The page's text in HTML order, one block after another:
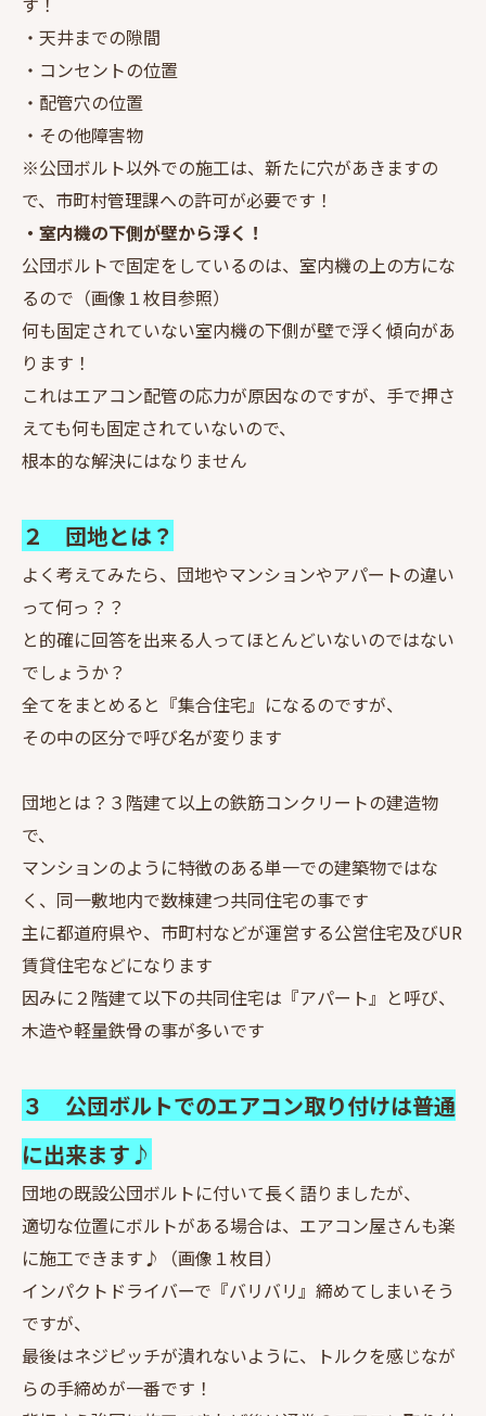
・天井までの隙間
・コンセントの位置
・配管穴の位置
・その他障害物
※公団ボルト以外での施工は、新たに穴があきますの
で、市町村管理課への許可が必要です！
・室内機の下側が壁から浮く！
公団ボルトで固定をしているのは、室内機の上の方にな
るので（画像１枚目参照）
何も固定されていない室内機の下側が壁で浮く傾向があ
ります！
これはエアコン配管の応力が原因なのですが、手で押さ
えても何も固定されていないので、
根本的な解決にはなりません
２ 団地とは？
よく考えてみたら、団地やマンションやアパートの違い
って何っ？？
と的確に回答を出来る人ってほとんどいないのではない
でしょうか？
全てをまとめると『集合住宅』になるのですが、
その中の区分で呼び名が変ります
団地とは？３階建て以上の鉄筋コンクリートの建造物
で、
マンションのように特徴のある単一での建築物ではな
く、同一敷地内で数棟建つ共同住宅の事です
主に都道府県や、市町村などが運営する公営住宅及びUR
賃貸住宅などになります
因みに２階建て以下の共同住宅は『アパート』と呼び、
木造や軽量鉄骨の事が多いです
３ 公団ボルトでのエアコン取り付けは普通
に出来ます♪
団地の既設公団ボルトに付いて長く語りましたが、
適切な位置にボルトがある場合は、エアコン屋さんも楽
に施工できます♪（画像１枚目）
インパクトドライバーで『バリバリ』締めてしまいそう
ですが、
最後はネジピッチが潰れないように、トルクを感じなが
らの手締めが一番です！